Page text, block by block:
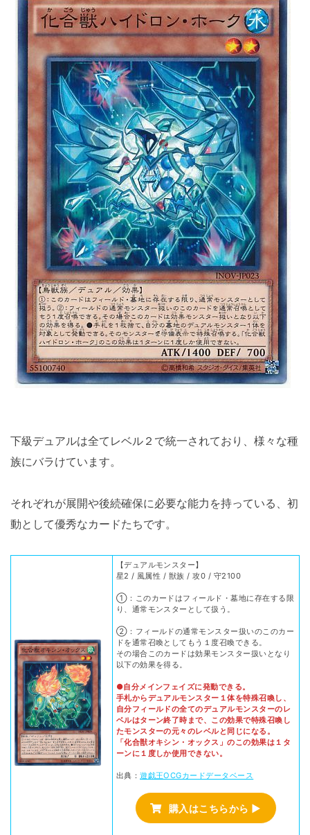
下級デュアルは全てレベル２で統一されており、様々な種
族にバラけています。
それぞれが展開や後続確保に必要な能力を持っている、初
動として優秀なカードたちです。
【デュアルモンスター】
星2 / 風属性 / 獣族 / 攻0 / 守2100
①：このカードはフィールド・墓地に存在する限
り、通常モンスターとして扱う。
②：フィールドの通常モンスター扱いのこのカー
ドを通常召喚としてもう１度召喚できる。
その場合このカードは効果モンスター扱いとなり
以下の効果を得る。
●自分メインフェイズに発動できる。
手札からデュアルモンスター１体を特殊召喚し、
自分フィールドの全てのデュアルモンスターのレ
ベルはターン終了時まで、この効果で特殊召喚し
たモンスターの元々のレベルと同じになる。
「化合獣オキシン・オックス」のこの効果は１タ
ーンに１度しか使用できない。
出典：遊戯王OCGカードデータベース
購入はこちらから ▶